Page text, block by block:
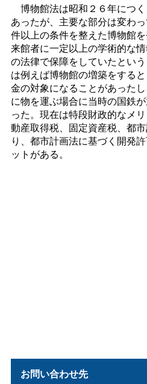
博物館法は昭和２６年につ
あったが、主要な部分は変わ
件以上の条件を整えた博物館を
来館者に一定以上の学術的な
の法律で保障をしていたとい
は例えば博物館の増築をする
金の対象になることがあった
に物を運ぶ場合に当時の国鉄
った。現在は特段財政的なメ
動産取得税、固定資産税、都
り、都市計画法に基づく開発
ットがある。
お問い合わせ先